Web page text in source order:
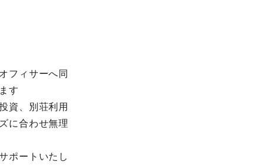
フィサーへ同
す
資、別荘利用
に合わせ無理
ポートいたし